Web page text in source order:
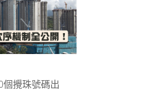
個攪珠號碼出